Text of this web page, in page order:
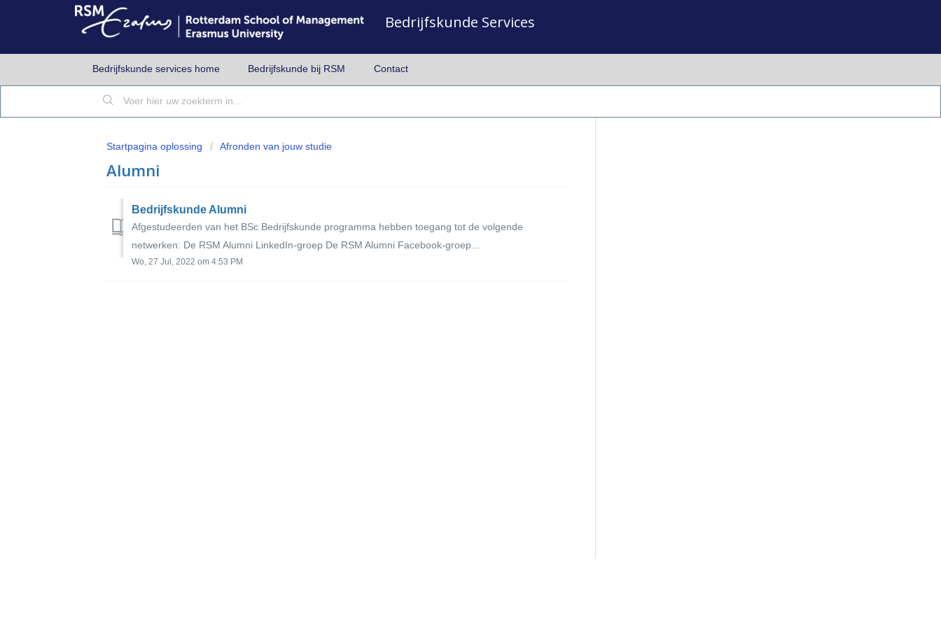
Bedrijfskunde Services
Bedrijfskunde services home Bedrijfskunde bij RSM Contact
Startpagina oplossing Afronden van jouw studie
Alumni
Bedrijfskunde Alumni
Afgestudeerden van het BSc Bedrijfskunde programma hebben toegang tot de volgende
netwerken: De RSM Alumni LinkedIn-groep De RSM Alumni Facebook-groep...
Wo, 27 Jul, 2022 om 4:53 PM